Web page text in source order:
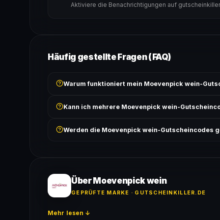
Aktiviere die Benachrichtigungen auf
Häufig gestellte Fragen (FAQ)
Warum funktioniert mein Moevenpick wein-
Bedingungen findest du unter „Details".
Kann ich mehrere Moevenpick wein-
ausgeschlossen, sofern die Angebotsbedingungen
Werden die Moevenpick wein-Gutscheincodes
Über Moevenpick wein
GEPRÜFTE MARKE · GUTSCHEINKILLER.DE
Mehr lesen ↓